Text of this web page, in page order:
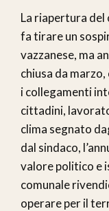
La riapertura del
fa tirare un
vazzanese, ma
chiusa da
i collegamenti
cittadini,
clima segnato
dal sindaco,
valore politico e
comunale
operare per il